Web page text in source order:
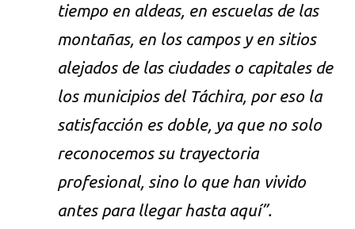
tiempo en aldeas, en escuelas de las
montañas, en los campos y en sitios
alejados de las ciudades o capitales de
los municipios del Táchira, por eso la
satisfacción es doble, ya que no solo
reconocemos su trayectoria
profesional, sino lo que han vivido
antes para llegar hasta aquí”.